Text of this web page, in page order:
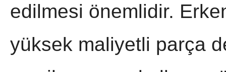
edilmesi önemlidir.
yüksek maliyetli parça